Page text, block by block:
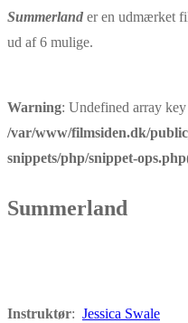
Summerland er en udmærket
ud af 6 mulige.
Warning: Undefined array
/var/www/filmsiden.dk/
snippets/php/snippet-
Summerland
Instruktør: Jessica Swale